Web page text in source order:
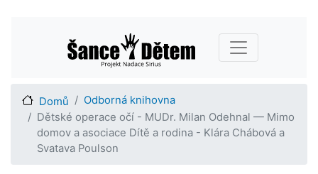
hlavnímu
obsahu
Main navigation
Domů
Odborná knihovna
Dětské operace očí - MUDr. Milan Odehnal — Mimo
domov a asociace Dítě a rodina - Klára Chábová a
Svatava Poulson